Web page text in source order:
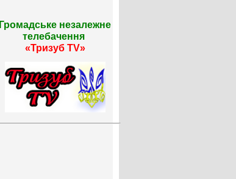
Громадське незалежне
телебачення
«Тризуб TV»